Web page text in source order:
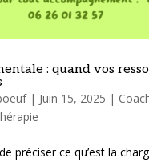
: quand vos
| Juin 15, 2025 |
préciser ce qu’est la